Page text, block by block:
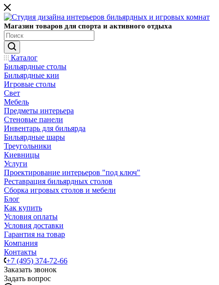
Магазин товаров для спорта и активного отдыха
Каталог
Бильярдные столы
Бильярдные кии
Игровые столы
Свет
Мебель
Предметы интерьера
Стеновые панели
Инвентарь для бильярда
Бильярдные шары
Треугольники
Киевницы
Услуги
Проектирование интерьеров "под ключ"
Реставрация бильярдных столов
Сборка игровых столов и мебели
Блог
Как купить
Условия оплаты
Условия доставки
Гарантия на товар
Компания
Контакты
+7 (495) 374-72-66
Заказать звонок
Задать вопрос